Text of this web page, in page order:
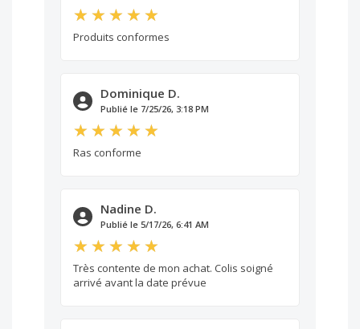
Produits conformes
Dominique D.
Publié le 7/25/26, 3:18 PM
Ras conforme
Nadine D.
Publié le 5/17/26, 6:41 AM
Très contente de mon achat. Colis soigné
arrivé avant la date prévue